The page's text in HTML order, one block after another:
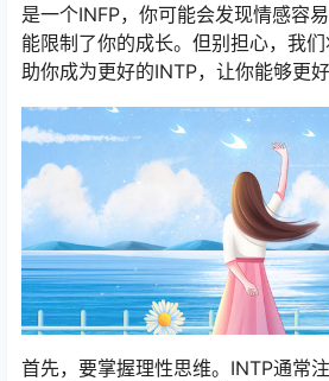
是一个INFP，你可能会发现情感容
能限制了你的成长。但别担心，我
助你成为更好的INTP，让你能够更好
首先，要掌握理性思维。INTP通常